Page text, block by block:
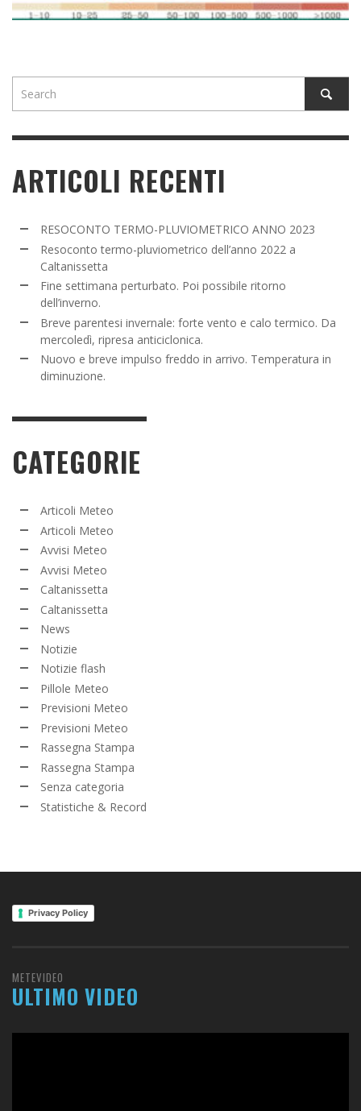
ARTICOLI RECENTI
RESOCONTO TERMO-PLUVIOMETRICO ANNO 2023
Resoconto termo-pluviometrico dell’anno 2022 a
Caltanissetta
Fine settimana perturbato. Poi possibile ritorno
dell’inverno.
Breve parentesi invernale: forte vento e calo termico. Da
mercoledì, ripresa anticiclonica.
Nuovo e breve impulso freddo in arrivo. Temperatura in
diminuzione.
CATEGORIE
Articoli Meteo
Articoli Meteo
Avvisi Meteo
Avvisi Meteo
Caltanissetta
Caltanissetta
News
Notizie
Notizie flash
Pillole Meteo
Previsioni Meteo
Previsioni Meteo
Rassegna Stampa
Rassegna Stampa
Senza categoria
Statistiche & Record
Privacy Policy
METEVIDEO
ULTIMO VIDEO